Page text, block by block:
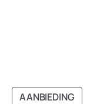
AANBIEDING